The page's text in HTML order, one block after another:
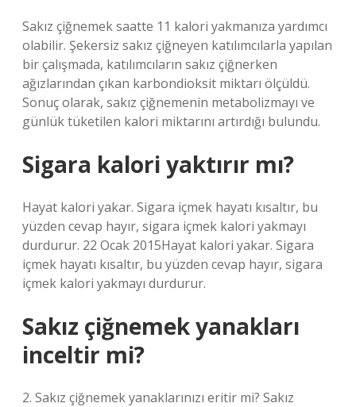
Sakız çiğnemek saatte 11 kalori yakmanıza yardımcı
olabilir. Şekersiz sakız çiğneyen katılımcılarla yapılan
bir çalışmada, katılımcıların sakız çiğnerken
ağızlarından çıkan karbondioksit miktarı ölçüldü.
Sonuç olarak, sakız çiğnemenin metabolizmayı ve
günlük tüketilen kalori miktarını artırdığı bulundu.
Sigara kalori yaktırır mı?
Hayat kalori yakar. Sigara içmek hayatı kısaltır, bu
yüzden cevap hayır, sigara içmek kalori yakmayı
durdurur. 22 Ocak 2015Hayat kalori yakar. Sigara
içmek hayatı kısaltır, bu yüzden cevap hayır, sigara
içmek kalori yakmayı durdurur.
Sakız çiğnemek yanakları
inceltir mi?
2. Sakız çiğnemek yanaklarınızı eritir mi? Sakız